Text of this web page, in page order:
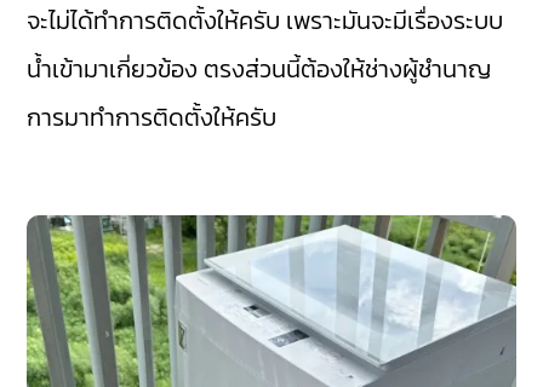
จะไม่ได้ทำการติดตั้งให้ครับ เพราะมันจะมีเรื่องระบบ
น้ำเข้ามาเกี่ยวข้อง ตรงส่วนนี้ต้องให้ช่างผู้ชำนาญ
การมาทำการติดตั้งให้ครับ